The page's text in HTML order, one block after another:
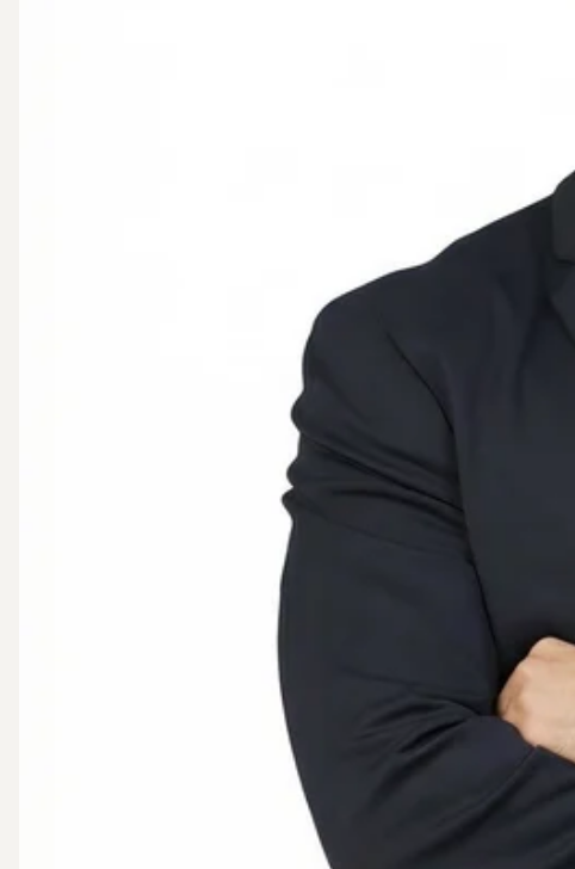
grönska och sociala ytor, samtidigt som tomten på 756
Villan är belägen i ett barnvänligt och lugnt område,